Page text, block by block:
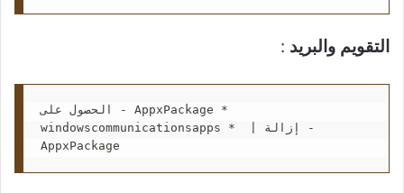
التقويم والبريد :
الحصول على - AppxPackage *
windowscommunicationsapps *  | إزالة -
AppxPackage